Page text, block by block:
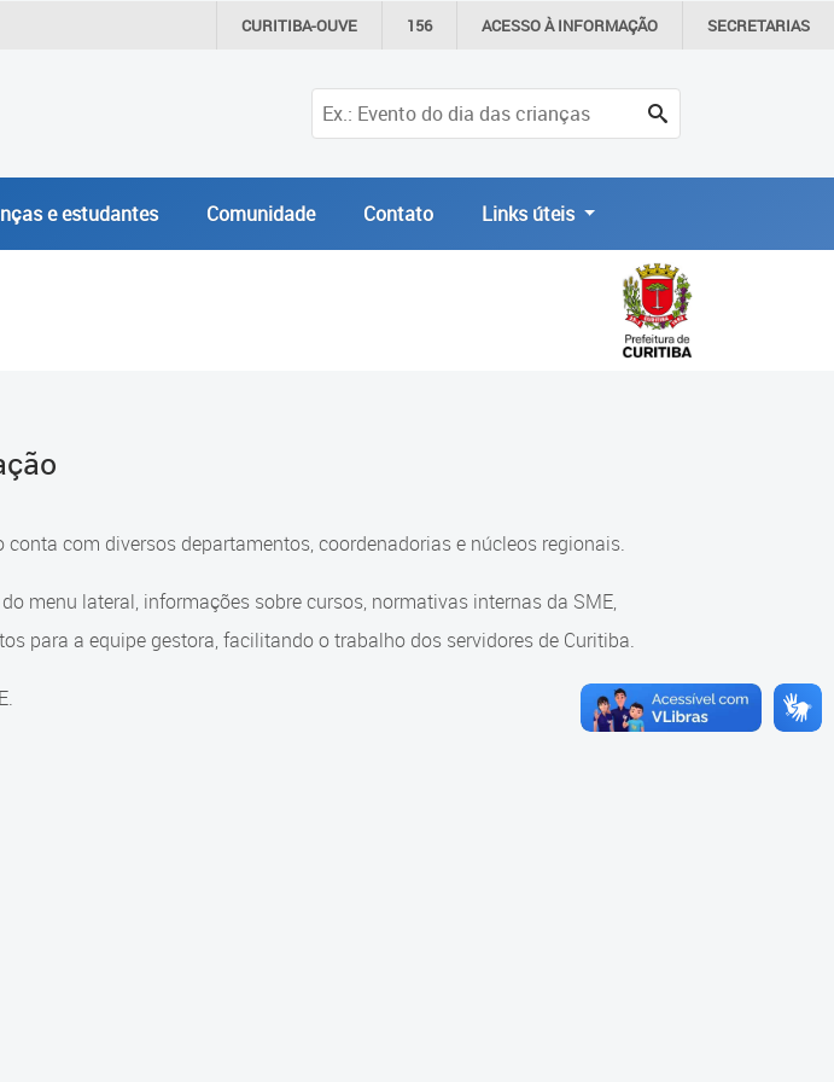
CURITIBA-OUVE 156 ACESSO ÀINFORMAÇÃO SECRETARIAS
e estudantes Comunidade Contato Links úteis
com diversos departamentos, coordenadorias e núcleos regionais.
menu lateral, informações sobre cursos, normativas internas da SME,
para a equipe gestora, facilitando o trabalho dos servidores de Curitiba.